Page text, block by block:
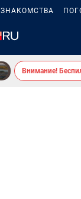
ЗНАКОМСТВА
Внимание!